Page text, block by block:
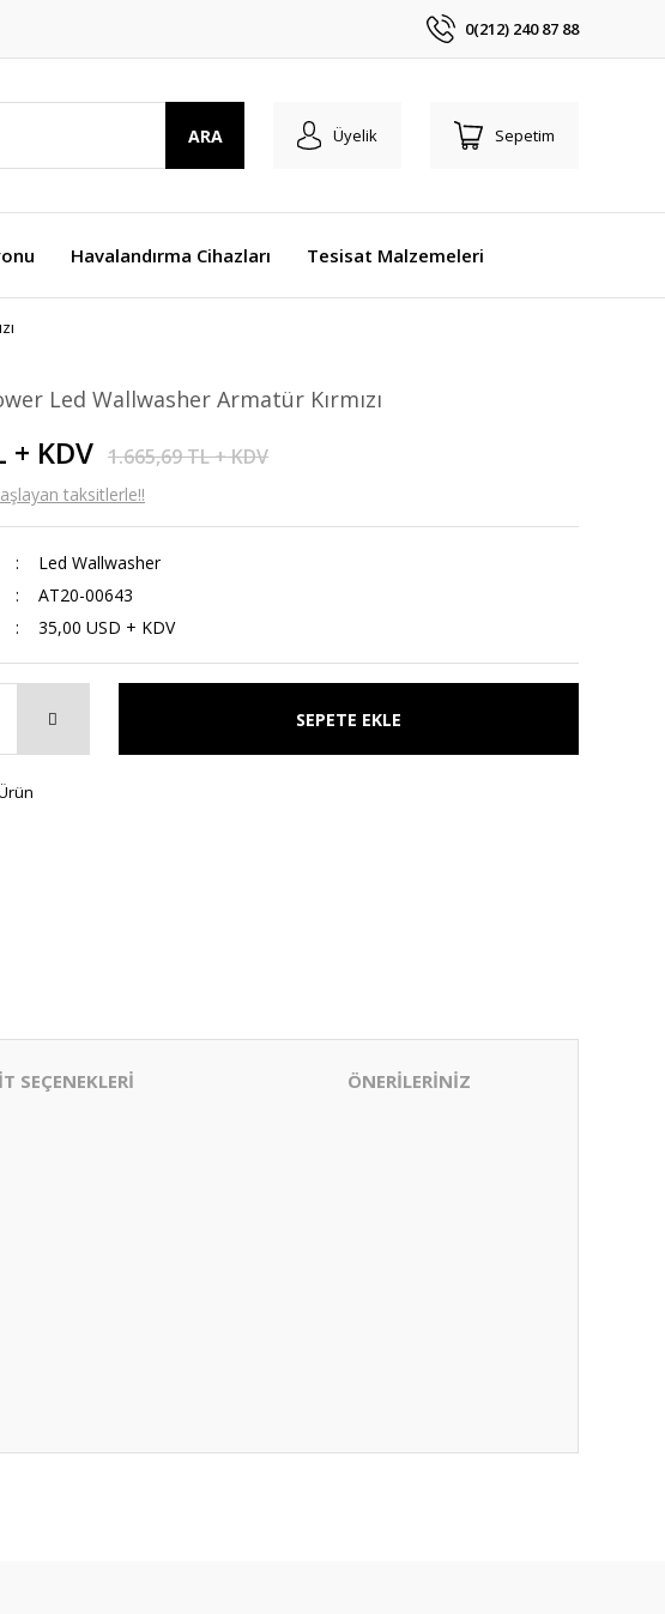
0(212) 240 87 88
ARA Üyelik Sepetim
Havalandırma Cihazları Tesisat Malzemeleri
Led Wallwasher Armatür Kırmızı
+ KDV 1.665,69 TL + KDV
taksitlerle!!
Led Wallwasher
AT20-00643
35,00 USD + KDV
SEPETE EKLE
SEÇENEKLERİ ÖNERİLERİNİZ